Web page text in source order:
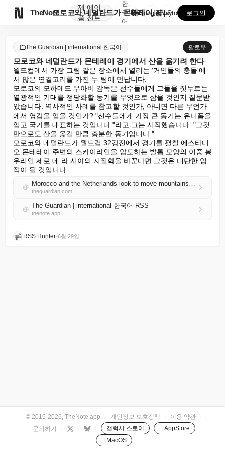
TheNote
제
품
에이
전트
모로코와 네덜란드가 몬테레이 경기에서 산을 옮기려 한다
한
국
어
GooglePlay
AppStore 로그인
The Guardian | international 한국어 팔로우
모로코와 네덜란드가 몬테레이 경기에서 산을 옮기려 한다
월드컵에서 가장 그림 같은 장소에서 열리는 '거인들의 충돌'에
서 많은 연결고리를 가진 두 팀이 만납니다.
모로코의 모하메드 우아비 감독은 선수들에게 그들을 짓누르는
열광적인 기대를 정당화할 동기를 무엇으로 삼을 것인지 질문받
았습니다. 역사적인 사례를 참고할 것인가, 아니면 다른 무언가
에서 영감을 얻을 것인가? "선수들에게 가장 큰 동기는 유니폼을
입고 국가를 대표하는 것입니다."라고 그는 시작했습니다. "그것
만으로도 산을 옮길 만큼 충분한 동기입니다."
모로코와 네덜란드가 월드컵 32강전에서 경기를 펼칠 에스타디
오 몬테레이 주변의 스카이라인을 압도하는 발톱 모양의 이중 봉
우리인 세로 데 라 시야의 지질학을 바꾼다면 그것은 대단한 업
적이 될 것입니다.
Morocco and the Netherlands look to move mountains in Monterrey matchup
theguardian.com
The Guardian | international 한국어 RSS
thenote.app
RSS Hunter•6월 29일
© 2015-2026, TheNote.app · 개인정보 보호정책 · 이용 약관
·
문의하기
· · · 갤럭시 스토어
 AppStore
 MacOS